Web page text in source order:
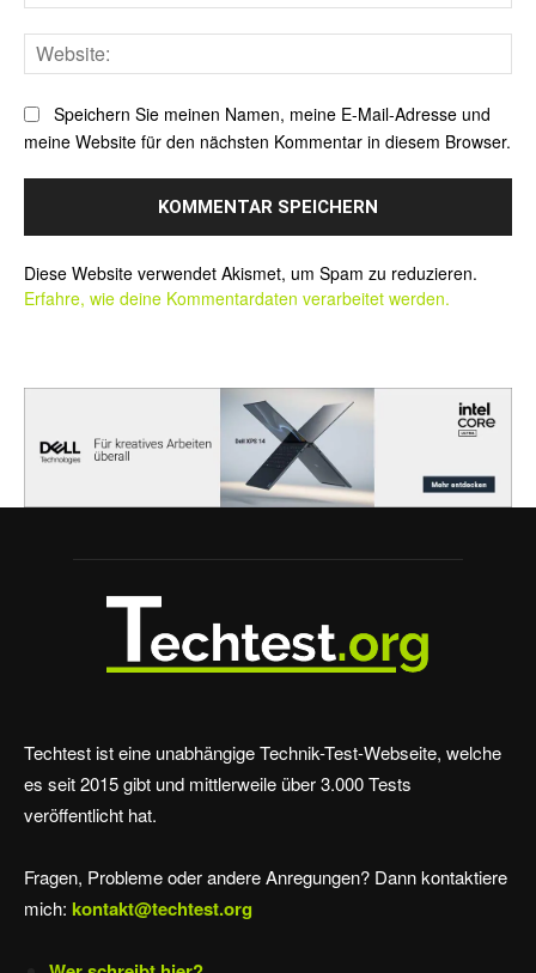
Speichern Sie meinen Namen, meine E-Mail-Adresse und
meine Website für den nächsten Kommentar in diesem Browser.
Diese Website verwendet Akismet, um Spam zu reduzieren.
Erfahre, wie deine Kommentardaten verarbeitet werden.
Techtest ist eine unabhängige Technik-Test-Webseite, welche
es seit 2015 gibt und mittlerweile über 3.000 Tests
veröffentlicht hat.
Fragen, Probleme oder andere Anregungen? Dann kontaktiere
mich: kontakt@techtest.org